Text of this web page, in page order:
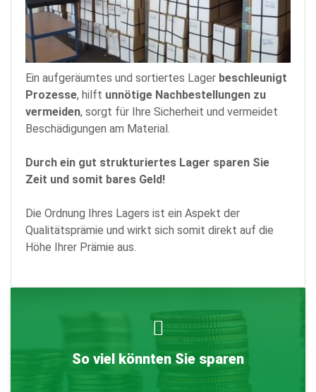
Ein aufgeräumtes und sortiertes Lager beschleunigt
Prozesse, hilft unnötige Nachbestellungen zu
vermeiden, sorgt für Ihre Sicherheit und vermeidet
Beschädigungen am Material.
Durch ein gut strukturiertes Lager sparen Sie
Zeit und somit bares Geld!
Die Ordnung Ihres Lagers ist ein Aspekt der
Qualitätsprämie und wirkt sich somit direkt auf die
Höhe Ihrer Prämie aus.
So viel könnten Sie sparen